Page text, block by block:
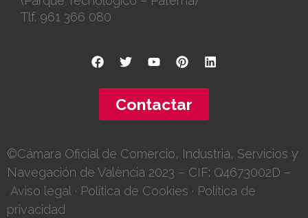
Tlf. 961 366 080
Contactar
©Cámara Oficial de Comercio, Industria, Servicios y
Navegación de València 2023 – CIF: Q4673002D –
Aviso legal · Política de Cookies · Política de
privacidad